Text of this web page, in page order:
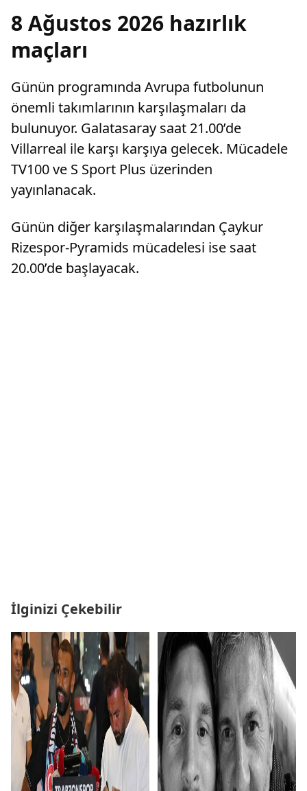
8 Ağustos 2026 hazırlık
maçları
Günün programında Avrupa futbolunun
önemli takımlarının karşılaşmaları da
bulunuyor. Galatasaray saat 21.00’de
Villarreal ile karşı karşıya gelecek. Mücadele
TV100 ve S Sport Plus üzerinden
yayınlanacak.
Günün diğer karşılaşmalarından Çaykur
Rizespor-Pyramids mücadelesi ise saat
20.00’de başlayacak.
İlginizi Çekebilir